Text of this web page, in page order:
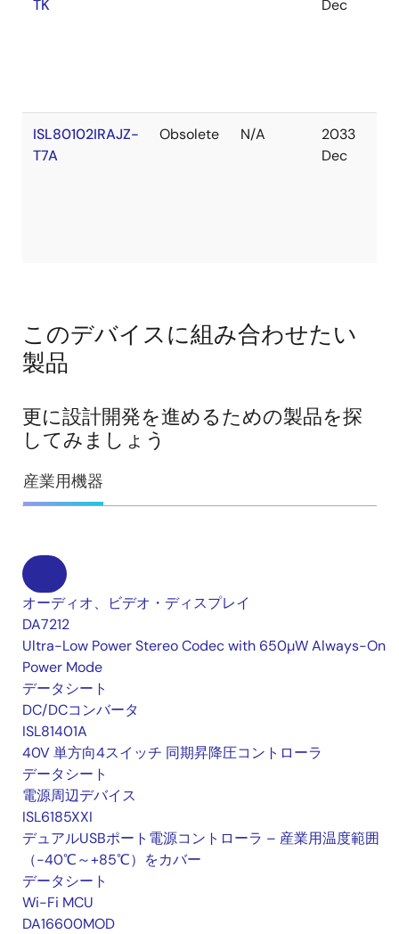
TK
Dec
ISL80102IRAJZ-
T7A
Obsolete N/A
2033
Dec
このデバイスに組み合わせたい
製品
更に設計開発を進めるための製品を探
してみましょう
産業用機器
オーディオ、ビデオ・ディスプレイ
DA7212
Ultra-Low Power Stereo Codec with 650µW Always-On
Power Mode
データシート
DC/DCコンバータ
ISL81401A
40V 単方向4スイッチ 同期昇降圧コントローラ
データシート
電源周辺デバイス
ISL6185XXI
デュアルUSBポート電源コントローラ – 産業用温度範囲
（-40℃～+85℃）をカバー
データシート
Wi-Fi MCU
DA16600MOD